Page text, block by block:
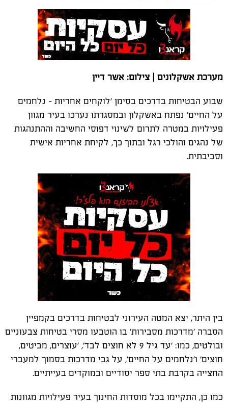
מערכת אשקלונים | צילום: אשר דיין
שבוע הבטיחות בדרכים בסימן 'לוקחים אחריות - נלחמים
על החיים' נפתח באשקלון ובמסגרתו נערכו בעיר מגוון
פעילויות במטרה לתרום לשינוי דפוסי החשיבה וההתנהגות
של נהגים והולכי רגל ובתוך כך, לקיחת אחריות אישית
וסביבתית.
בין היתר, יצא המטה העירוני לבטיחות בדרכים בקמפיין
הסברה 'מדרכות מסבירות' בו הוטבעו מסרי בטיחות צבעוניים
ובולטים, כמו: 'עד גיל 9 לא חוצים לבד', 'עוצרים, מביטים,
חוצים' ו'נלחמים על החיים', על גבי מדרכות בסמוך למעברי
החצייה בקרבת בתי ספר יסודיים ובמוקדים בעייתיים.
כמו כן, התקיימו בכל מוסדות החינוך בעיר פעילויות מגוונות